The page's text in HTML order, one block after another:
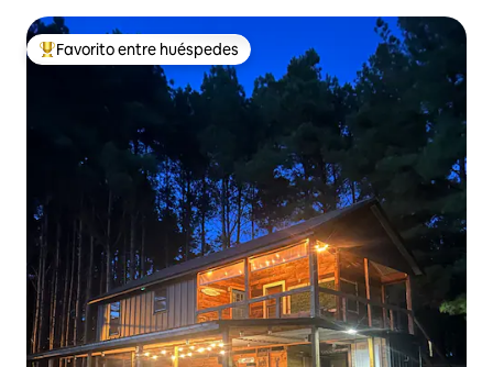
Favorito entre huéspedes preferido
Favorito entre huéspedes